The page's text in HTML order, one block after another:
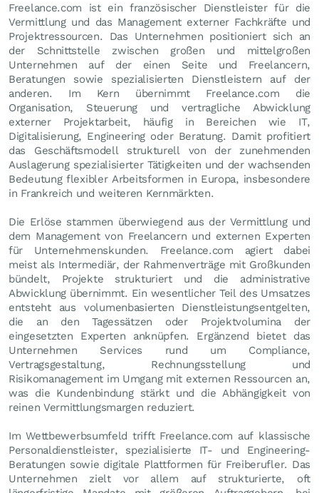
Freelance.com ist ein französischer Dienstleister für die
Vermittlung und das Management externer Fachkräfte und
Projektressourcen. Das Unternehmen positioniert sich an
der Schnittstelle zwischen großen und mittelgroßen
Unternehmen auf der einen Seite und Freelancern,
Beratungen sowie spezialisierten Dienstleistern auf der
anderen. Im Kern übernimmt Freelance.com die
Organisation, Steuerung und vertragliche Abwicklung
externer Projektarbeit, häufig in Bereichen wie IT,
Digitalisierung, Engineering oder Beratung. Damit profitiert
das Geschäftsmodell strukturell von der zunehmenden
Auslagerung spezialisierter Tätigkeiten und der wachsenden
Bedeutung flexibler Arbeitsformen in Europa, insbesondere
in Frankreich und weiteren Kernmärkten.
Die Erlöse stammen überwiegend aus der Vermittlung und
dem Management von Freelancern und externen Experten
für Unternehmenskunden. Freelance.com agiert dabei
meist als Intermediär, der Rahmenverträge mit Großkunden
bündelt, Projekte strukturiert und die administrative
Abwicklung übernimmt. Ein wesentlicher Teil des Umsatzes
entsteht aus volumenbasierten Dienstleistungsentgelten,
die an den Tagessätzen oder Projektvolumina der
eingesetzten Experten anknüpfen. Ergänzend bietet das
Unternehmen Services rund um Compliance,
Vertragsgestaltung, Rechnungsstellung und
Risikomanagement im Umgang mit externen Ressourcen an,
was die Kundenbindung stärkt und die Abhängigkeit von
reinen Vermittlungsmargen reduziert.
Im Wettbewerbsumfeld trifft Freelance.com auf klassische
Personaldienstleister, spezialisierte IT- und Engineering-
Beratungen sowie digitale Plattformen für Freiberufler. Das
Unternehmen zielt vor allem auf strukturierte, oft